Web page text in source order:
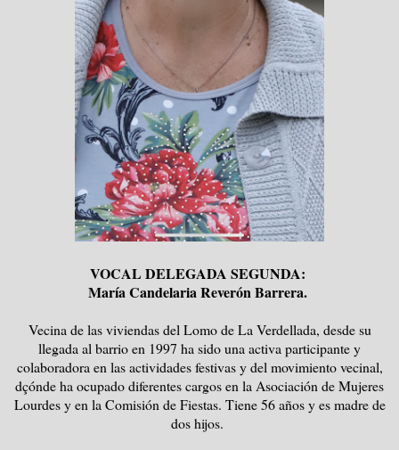
VOCAL DELEGADA SEGUNDA:
María Candelaria Reverón Barrera.
Vecina de las viviendas del Lomo de La Verdellada, desde su
llegada al barrio en 1997 ha sido una activa participante y
colaboradora en las actividades festivas y del movimiento vecinal,
dçónde ha ocupado diferentes cargos en la Asociación de Mujeres
Lourdes y en la Comisión de Fiestas. Tiene 56 años y es madre de
dos hijos.